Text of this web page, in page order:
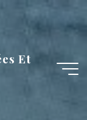
Et